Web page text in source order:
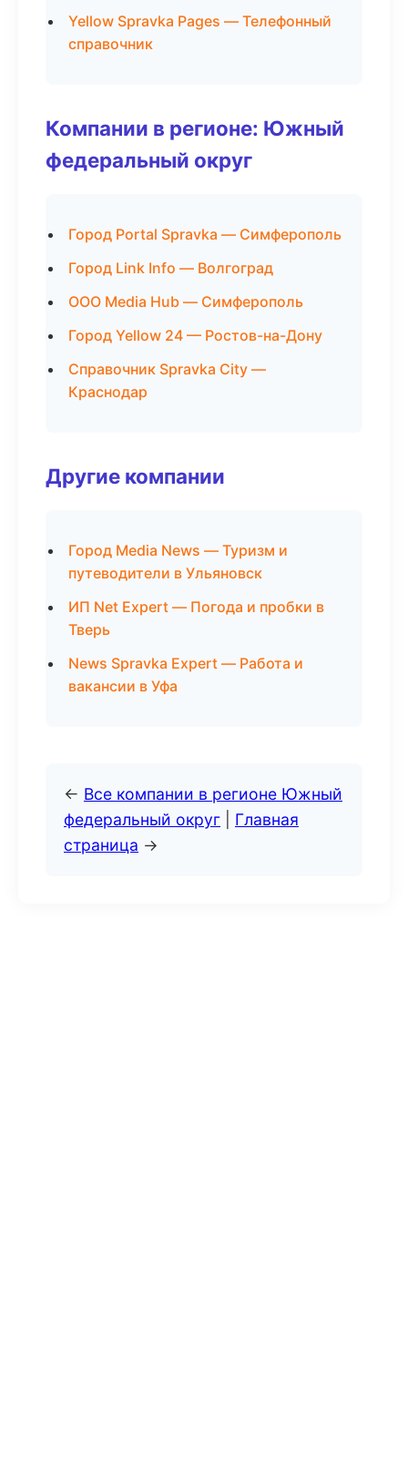
Yellow Spravka Pages — Телефонный
справочник
Компании в регионе: Южный
федеральный округ
Город Portal Spravka — Симферополь
Город Link Info — Волгоград
ООО Media Hub — Симферополь
Город Yellow 24 — Ростов-на-Дону
Справочник Spravka City —
Краснодар
Другие компании
Город Media News — Туризм и
путеводители в Ульяновск
ИП Net Expert — Погода и пробки в
Тверь
News Spravka Expert — Работа и
вакансии в Уфа
← Все компании в регионе Южный
федеральный округ
Главная
страница →